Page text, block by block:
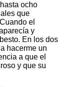
ocho
que
el
y
En los dos
hacerme un
a que el
y que su